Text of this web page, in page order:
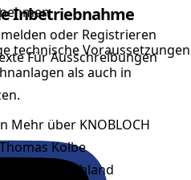
oder Registrieren
Für Ausschreibungen
Mehr über KNOBLOCH
Thomas Kolbe
in Deutschland
Inbetriebnahme
technische Voraussetzungen
als auch in